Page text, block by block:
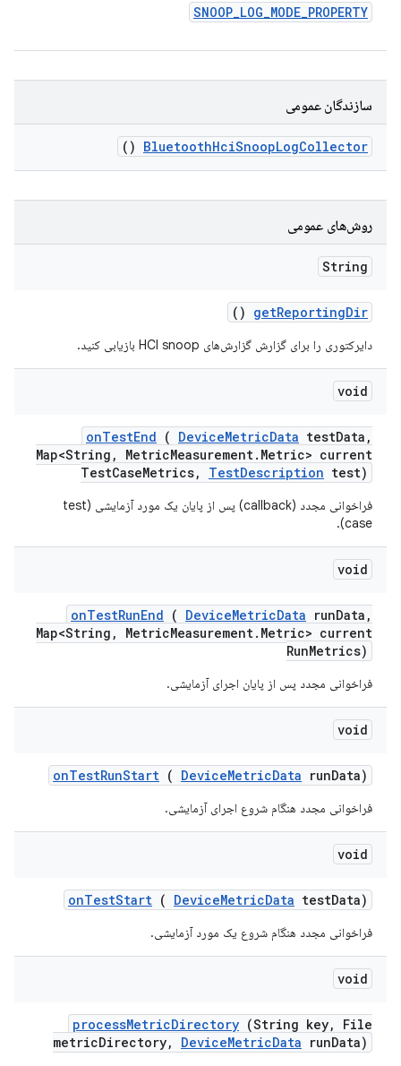
SNOOP_LOG_MODE_PROPERTY
سازندگان عمومی
BluetoothHciSnoopLogCollector
()
روش‌های عمومی
String
getReportingDir
()
دایرکتوری را برای گزارش گزارش‌های HCI snoop بازیابی کنید.
void
onTestEnd ( DeviceMetricData testData ,
Map<String , MetricMeasurement. Metric> current
TestCaseMetrics, TestDescription test)
فراخوانی مجدد (callback) پس از پایان یک مورد آزمایشی (test
case).
void
onTestRunEnd ( DeviceMetricData runData ,
Map<String , MetricMeasurement. Metric> current
RunMetrics)
فراخوانی مجدد پس از پایان اجرای آزمایشی.
void
onTestRunStart ( DeviceMetricData runData)
فراخوانی مجدد هنگام شروع اجرای آزمایشی.
void
onTestStart ( DeviceMetricData testData)
فراخوانی مجدد هنگام شروع یک مورد آزمایشی.
void
processMetricDirectory (String key,
File
metricDirectory, DeviceMetricData runData)